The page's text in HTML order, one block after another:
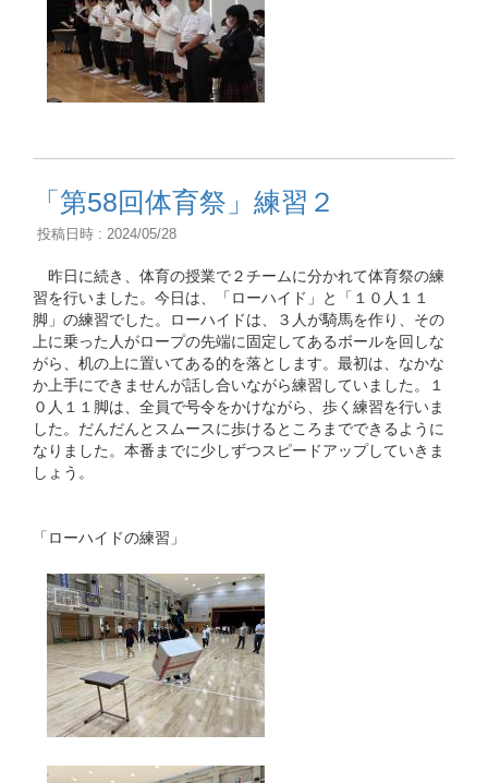
「第58回体育祭」練習２
投稿日時 : 2024/05/28
昨日に続き、体育の授業で２チームに分かれて体育祭の練
習を行いました。今日は、「ローハイド」と「１０人１１
脚」の練習でした。ローハイドは、３人が騎馬を作り、その
上に乗った人がロープの先端に固定してあるボールを回しな
がら、机の上に置いてある的を落とします。最初は、なかな
か上手にできませんが話し合いながら練習していました。１
０人１１脚は、全員で号令をかけながら、歩く練習を行いま
した。だんだんとスムースに歩けるところまでできるように
なりました。本番までに少しずつスピードアップしていきま
しょう。
「ローハイドの練習」